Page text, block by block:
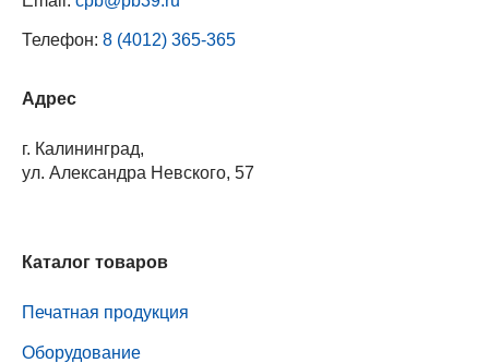
Телефон: 8 (4012) 365-365
Адрес
г. Калининград,
ул. Александра Невского, 57
Каталог товаров
Печатная продукция
Оборудование